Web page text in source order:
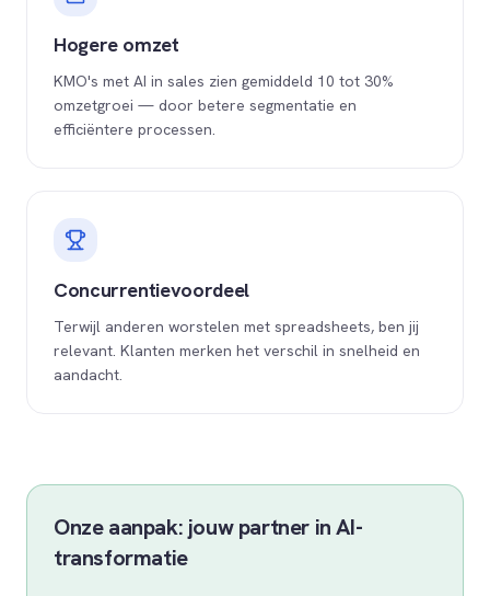
Hogere omzet
KMO's met AI in sales zien gemiddeld 10 tot 30%
omzetgroei — door betere segmentatie en
efficiëntere processen.
Concurrentievoordeel
Terwijl anderen worstelen met spreadsheets, ben jij
relevant. Klanten merken het verschil in snelheid en
aandacht.
Onze aanpak: jouw partner in AI-
transformatie